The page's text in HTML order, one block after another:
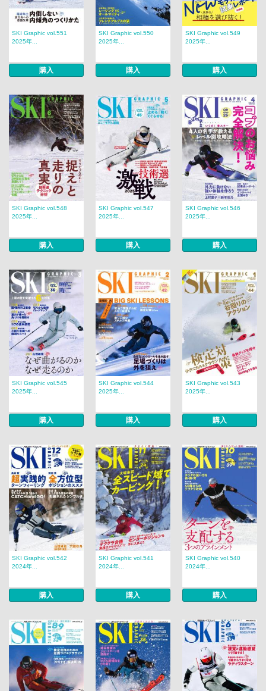
SKI Graphic vol.551
2025年...
購入
SKI Graphic vol.550
2025年...
購入
SKI Graphic vol.549
2025年...
購入
SKI Graphic vol.548
2025年...
購入
SKI Graphic vol.547
2025年...
購入
SKI Graphic vol.546
2025年...
購入
SKI Graphic vol.545
2025年...
購入
SKI Graphic vol.544
2025年...
購入
SKI Graphic vol.543
2025年...
購入
SKI Graphic vol.542
2024年...
購入
SKI Graphic vol.541
2024年...
購入
SKI Graphic vol.540
2024年...
購入